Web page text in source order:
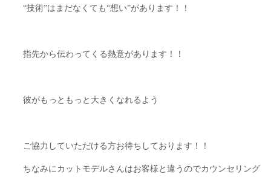
“技術”はまだなくても“想い”があります！！
指先から伝わってくる熱意があります！！
彼がもっともっと大きくなれるよう
ご協力していただける方お待ちしております！！
ちなみにカットモデルさんはお客様と違うのでカウンセリング